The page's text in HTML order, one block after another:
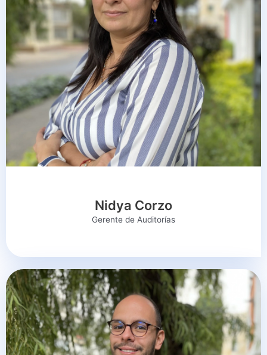
Nidya Corzo
Gerente de Auditorías